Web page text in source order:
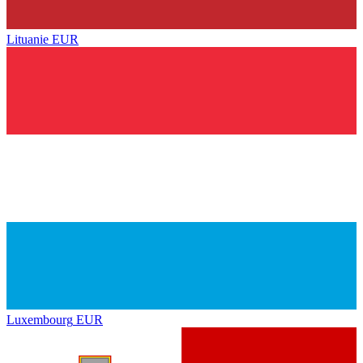
Lituanie EUR
Luxembourg EUR